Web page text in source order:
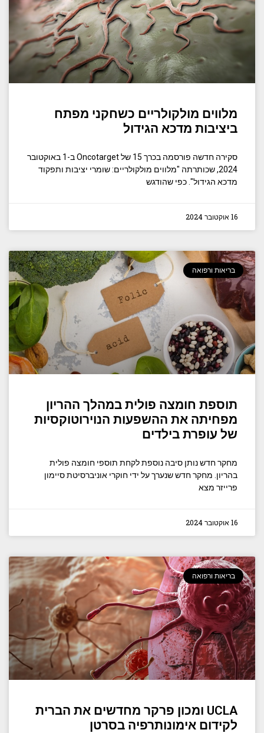
מלווים מולקולריים כשחקני מפתח
ביציבות מדכא הגידול
סקירה חדשה פורסמה בכרך 15 של Oncotarget ב-1 באוקטובר
2024, שכותרתה "מלווים מולקולריים: שומרי יציבות ותפקוד
מדכא הגידול". כפי שהודגש
16 אוקטובר 2024
בריאות ורפואה
תוספת חומצה פולית במהלך ההריון
מפחיתה את ההשפעות הנוירוטוקסיות
של עופרת בילדים
מחקר חדש נותן סיבה נוספת לקחת תוספי חומצה פולית
בהריון. מחקר חדש שנערך על ידי חוקרי אוניברסיטת סיימון
פרייזר מצא
16 אוקטובר 2024
בריאות ורפואה
UCLA ומכון פרקר מחדשים את הברית
לקידום אימונותרפיה בסרטן